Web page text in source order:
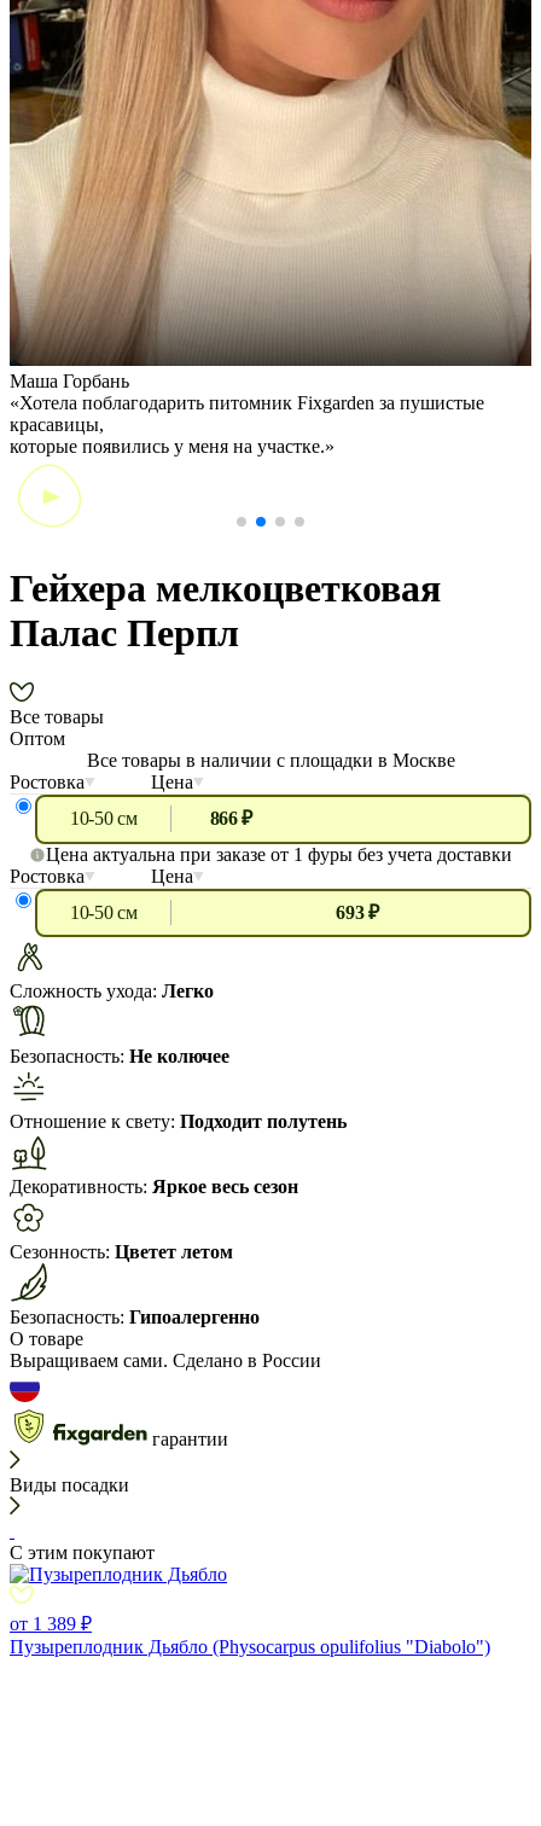
Маша Горбань
«Хотела поблагодарить питомник Fixgarden за пушистые
красавицы,
которые появились у меня на участке.»
Гейхера мелкоцветковая
Палас Перпл
Все товары
Оптом
Все товары в наличии с площадки в Москве
Ростовка
Цена
10-50 см
866 ₽
Цена актуальна при заказе от 1 фуры без учета доставки
Ростовка
Цена
10-50 см
693 ₽
Сложность ухода: Легко
Безопасность: Не колючее
Отношение к свету: Подходит полутень
Декоративность: Яркое весь сезон
Сезонность: Цветет летом
Безопасность: Гипоалергенно
О товаре
Выращиваем сами. Сделано в России
гарантии
Виды посадки
С этим покупают
от 1 389 ₽
Пузыреплодник Дьябло (Physocarpus opulifolius "Diabolo")